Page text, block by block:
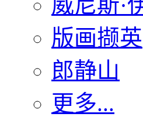
版画撷英
郎静山
更多...